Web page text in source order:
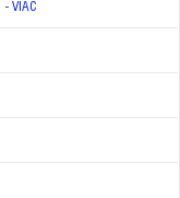
- VIAC